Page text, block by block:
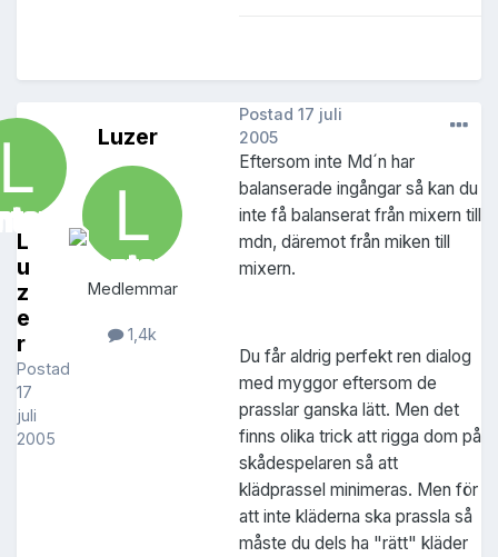
L
u
z
e
r
Postad
17
juli
2005
Luzer
Medlemmar
1,4k
Postad 17 juli
2005
Eftersom inte Md´n har
balanserade ingångar så kan du
inte få balanserat från mixern till
mdn, däremot från miken till
mixern.
Du får aldrig perfekt ren dialog
med myggor eftersom de
prasslar ganska lätt. Men det
finns olika trick att rigga dom på
skådespelaren så att
klädprassel minimeras. Men för
att inte kläderna ska prassla så
måste du dels ha "rätt" kläder